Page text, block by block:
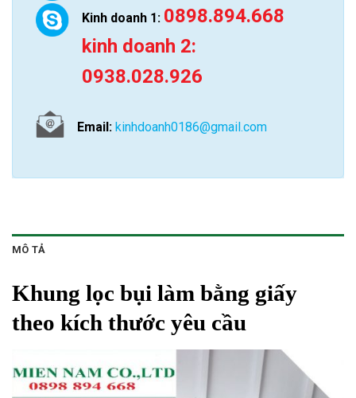
Kinh doanh 1: 0898.894.668
kinh doanh 2:
0938.028.926
Email: kinhdoanh0186@gmail.com
MÔ TẢ
Khung lọc bụi làm bằng giấy
theo kích thước yêu cầu